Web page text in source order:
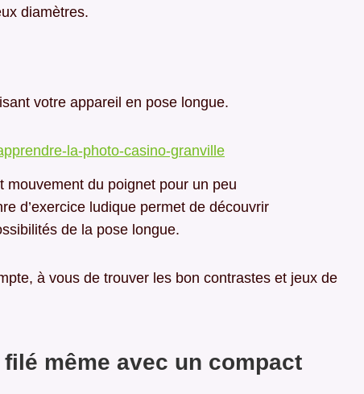
diamètres.
votre appareil en pose longue.
mouvement du poignet pour un peu
d’exercice ludique permet de découvrir
de la pose longue.
à vous de trouver les bon contrastes et jeux de
même avec un compact